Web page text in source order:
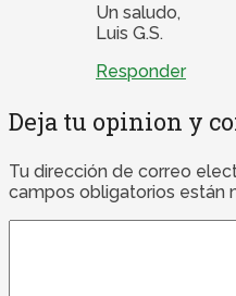
Un saludo,
Luis G.S.
Responder
Deja tu opinion y
Tu dirección de correo
campos obligatorios están